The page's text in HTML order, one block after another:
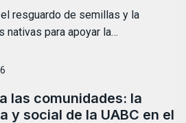
resguardo de semillas y la
nativas para apoyar la…
las comunidades: la
y social de la UABC en el